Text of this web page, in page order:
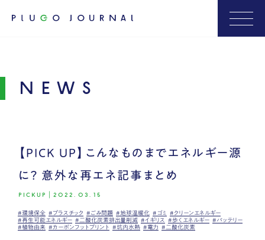
NEWS
【PICK UP】こんなものまでエネルギー源
に？ 意外な再エネ記事まとめ
PICKUP 2022.03.15
#環境保全 #プラスチック #ごみ問題 #地球温暖化 #ゴミ
#クリーンエネルギー
#再生可能エネルギー #二酸化炭素排出量削減 #イギリス #歩くエネルギー #バッテリー
#植物由来 #カーボンフットプリント #坑内水熱 #電力 #二酸化炭素